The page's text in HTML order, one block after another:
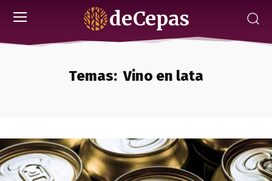
deCepas
Temas: Vino en lata